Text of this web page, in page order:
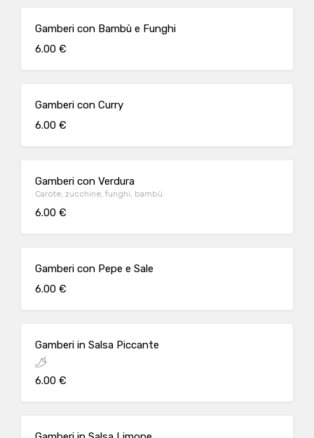
Gamberi con Bambù e Funghi
6.00 €
Gamberi con Curry
6.00 €
Gamberi con Verdura
Carote, zucchine, funghi, bambù
6.00 €
Gamberi con Pepe e Sale
6.00 €
Gamberi in Salsa Piccante
6.00 €